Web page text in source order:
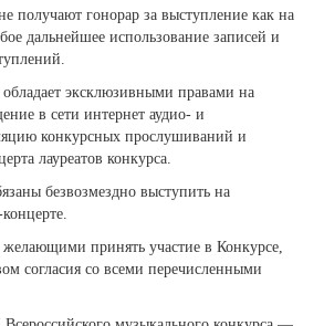
получают гонорар за выступление как на
дальнейшее использование записей и
обладает эксклюзивными правами на
в сети интернет аудио- и
конкурсных прослушиваний и
лауреатов конкурса.
безвозмездно выступить на
принять участие в Конкурсе,
согласия со всеми перечисленными